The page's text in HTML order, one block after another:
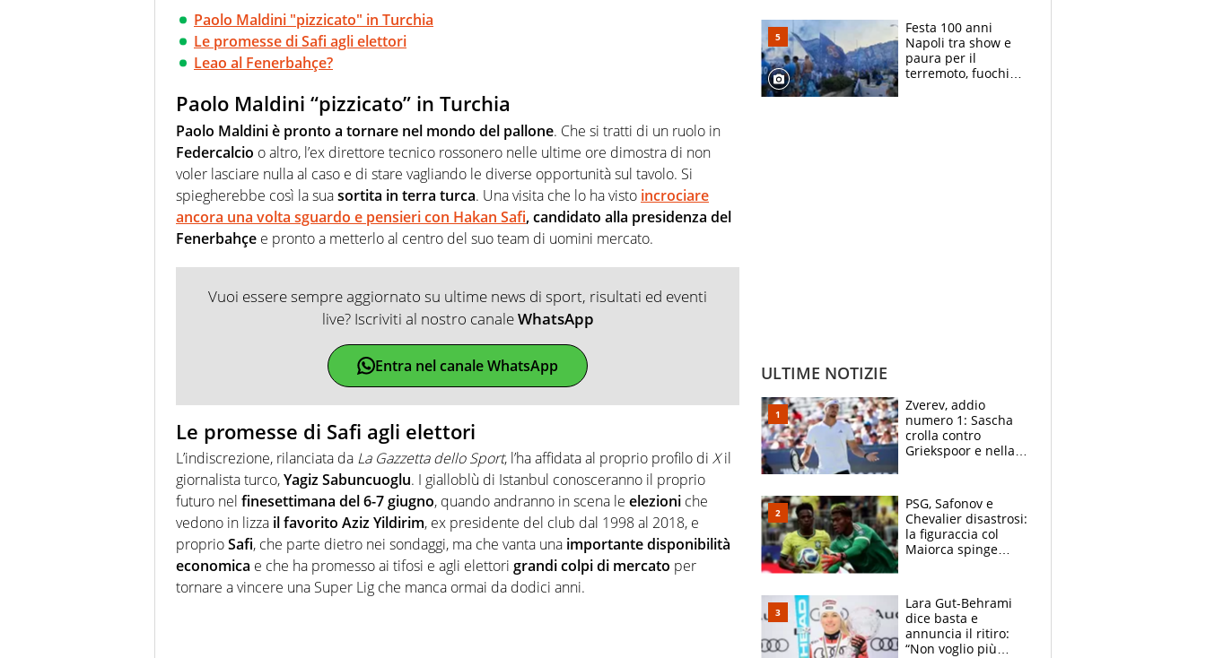
Paolo Maldini "pizzicato" in Turchia
Le promesse di Safi agli elettori
Leao al Fenerbahçe?
Paolo Maldini “pizzicato” in Turchia
Paolo Maldini è pronto a tornare nel mondo del pallone. Che si tratti di un ruolo in
Federcalcio o altro, l’ex direttore tecnico rossonero nelle ultime ore dimostra di non
voler lasciare nulla al caso e di stare vagliando le diverse opportunità sul tavolo. Si
spiegherebbe così la suasortita in terra turca. Una visita che lo ha visto incrociare
ancora una volta sguardo e pensieri con Hakan Safi, candidato alla presidenza del
Fenerbahçe e pronto a metterlo al centro del suo team di uomini mercato.
Vuoi essere sempre aggiornato su ultime news di sport, risultati ed eventi
live? Iscriviti al nostro canaleWhatsApp
Entra nel canale WhatsApp
Le promesse di Safi agli elettori
L’indiscrezione, rilanciata da La Gazzetta dello Sport, l’ha affidata al proprio profilo di Xil
giornalista turco,Yagiz Sabuncuoglu. I gialloblù di Istanbul conosceranno il proprio
futuro nel finesettimana del 6-7 giugno, quando andranno in scena le elezioni che
vedono in lizza il favorito Aziz Yildirim, ex presidente del club dal 1998 al 2018, e
proprioSafi, che parte dietro nei sondaggi, ma che vanta una importante disponibilità
economica e che ha promesso ai tifosi e agli elettori grandi colpi di mercato per
tornare a vincere una Super Lig che manca ormai da dodici anni.
prendono 3 gol in
45'
Festa 100 anni
Napoli tra show e
paura per il
terremoto, fuochi
ULTIME NOTIZIE
Zverev, addio
numero 1: Sascha
crolla contro
Griekspoor e nella
terzo. Quanti malori
a Montreal
PSG, Safonov e
Chevalier disastrosi:
la figuraccia col
Maiorca spinge
rischio beffa
Lara Gut-Behrami
dice basta e
annuncia il ritiro:
“Non voglio più